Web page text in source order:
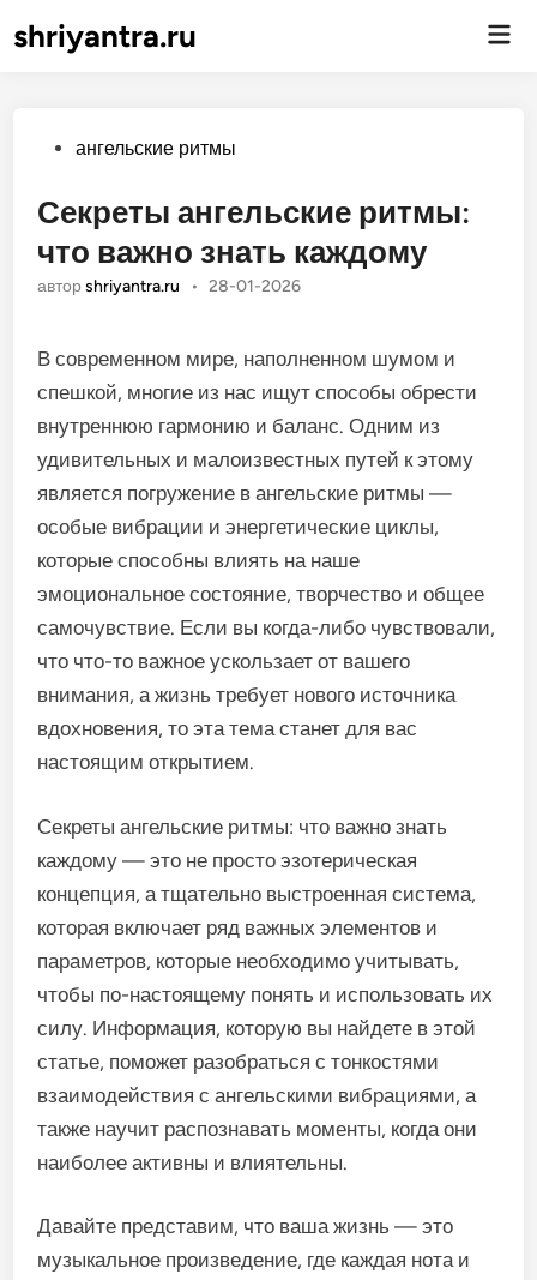
shriyantra.ru
Опубликовано
ангельские ритмы
Секреты ангельские ритмы:
что важно знать каждому
авторshriyantra.ru • 28-01-2026
В современном мире, наполненном шумом и
спешкой, многие из нас ищут способы обрести
внутреннюю гармонию и баланс. Одним из
удивительных и малоизвестных путей к этому
является погружение в ангельские ритмы —
особые вибрации и энергетические циклы,
которые способны влиять на наше
эмоциональное состояние, творчество и общее
самочувствие. Если вы когда-либо чувствовали,
что что-то важное ускользает от вашего
внимания, а жизнь требует нового источника
вдохновения, то эта тема станет для вас
настоящим открытием.
Секреты ангельские ритмы: что важно знать
каждому — это не просто эзотерическая
концепция, а тщательно выстроенная система,
которая включает ряд важных элементов и
параметров, которые необходимо учитывать,
чтобы по-настоящему понять и использовать их
силу. Информация, которую вы найдете в этой
статье, поможет разобраться с тонкостями
взаимодействия с ангельскими вибрациями, а
также научит распознавать моменты, когда они
наиболее активны и влиятельны.
Давайте представим, что ваша жизнь — это
музыкальное произведение, где каждая нота и